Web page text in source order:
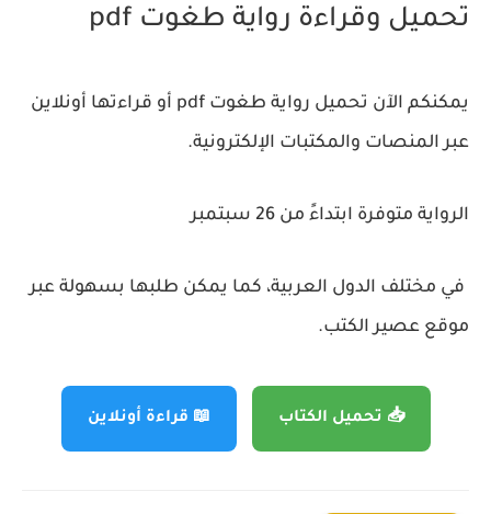
تحميل وقراءة رواية طغوت pdf
يمكنكم الآن تحميل رواية طغوت pdf أو قراءتها أونلاين
عبر المنصات والمكتبات الإلكترونية.
الرواية متوفرة ابتداءً من 26 سبتمبر
في مختلف الدول العربية، كما يمكن طلبها بسهولة عبر
موقع عصير الكتب.
📥 تحميل الكتاب 📖 قراءة أونلاين